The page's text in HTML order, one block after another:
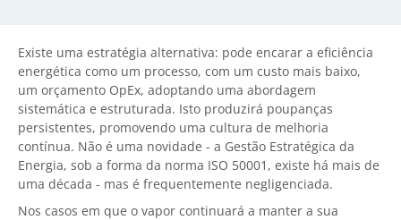
Existe uma estratégia alternativa: pode encarar a eficiência
energética como um processo, com um custo mais baixo,
um orçamento OpEx, adoptando uma abordagem
sistemática e estruturada. Isto produzirá poupanças
persistentes, promovendo uma cultura de melhoria
contínua. Não é uma novidade - a Gestão Estratégica da
Energia, sob a forma da norma ISO 50001, existe há mais de
uma década - mas é frequentemente negligenciada.
Nos casos em que o vapor continuará a manter a sua